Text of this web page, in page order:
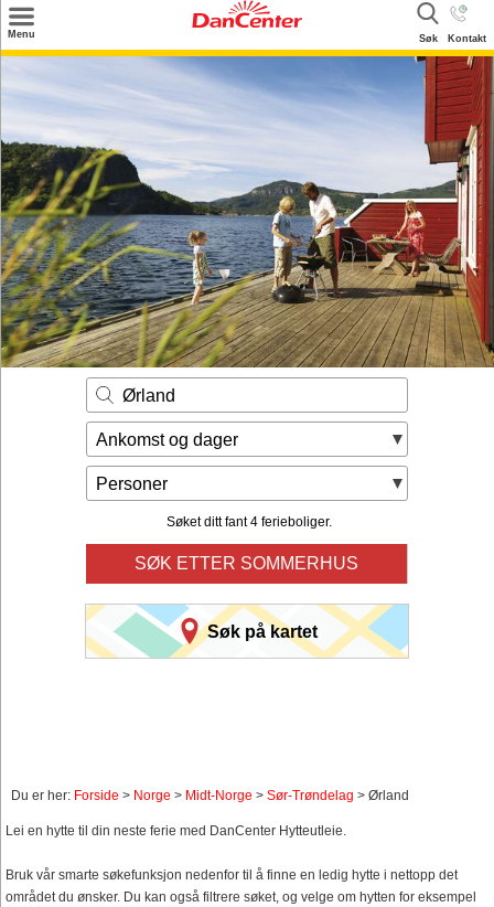
Menu Kontakt
Søk
Inspirasjon
Info
Service
Kontakt
Eier login
Ørland
Ankomst og dager
Personer
Søket ditt fant 4 ferieboliger.
SØK ETTER SOMMERHUS
Søk på kartet
Du er her: Forside > Norge > Midt-Norge > Sør-Trøndelag > Ørland
Lei en hytte til din neste ferie med DanCenter Hytteutleie.
Bruk vår smarte søkefunksjon nedenfor til å finne en ledig hytte i nettopp det
området du ønsker. Du kan også filtrere søket, og velge om hytten for eksempel